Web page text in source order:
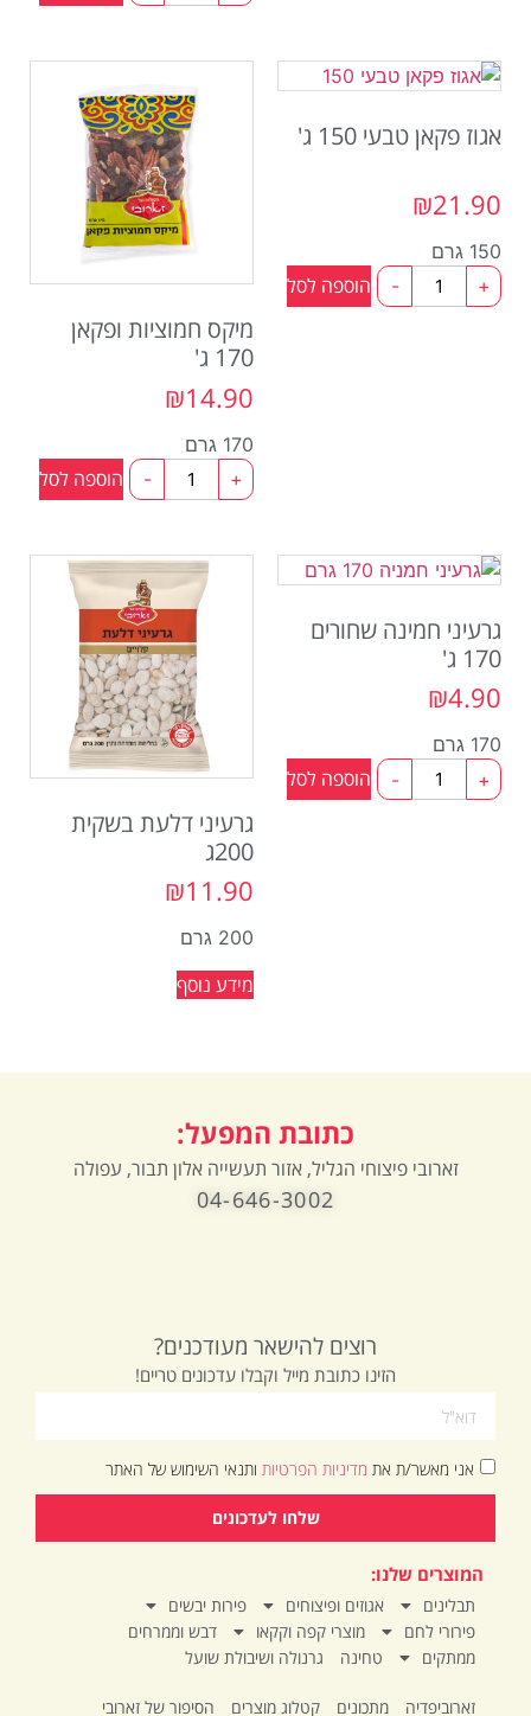
אגוז פקאן טבעי 150 ג'
₪21.90
150 גרם
-
+ הוספה לסל
מיקס חמוציות ופקאן
170 ג'
₪14.90
170 גרם
-
+ הוספה לסל
גרעיני חמינה שחורים
170 ג'
₪4.90
170 גרם
-
+ הוספה לסל
גרעיני דלעת בשקית
200ג
₪11.90
200 גרם
מידע נוסף
כתובת המפעל:
זארובי פיצוחי הגליל, אזור תעשייה אלון תבור, עפולה
04-646-3002
רוצים להישאר מעודכנים?
הזינו כתובת מייל וקבלו עדכונים טריים!
אני מאשר/ת את מדיניות הפרטיות ותנאי השימוש של האתר
שלחו לעדכונים
המוצרים שלנו:
תבלינים אגוזים ופיצוחים
פירות יבשים
פירורי לחם
מוצרי קפה וקקאו
דבש וממרחים
ממתקים
טחינה גרנולה ושיבולת שועל
זארוביפדיה מתכונים קטלוג מוצרים הסיפור של זארובי